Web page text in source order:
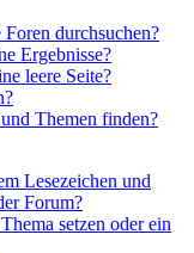
durchsuchen?
Ergebnisse?
leere Seite?
Themen finden?
Lesezeichen und
Forum?
setzen oder ein